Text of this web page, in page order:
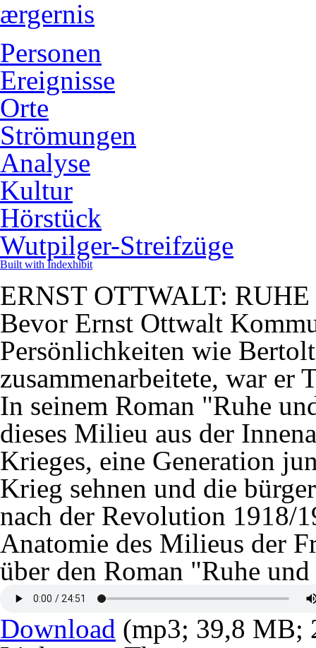
ærgernis
Personen
Ereignisse
Orte
Strömungen
Analyse
Kultur
Hörstück
Wutpilger-Streifzüge
Built with Indexhibit
ERNST OTTWALT:
Bevor Ernst Ottwalt
Persönlichkeiten wie
zusammenarbeitete, war er
In seinem Roman "Ruhe
dieses Milieu aus der
Krieges, eine Generation
Krieg sehnen und die
nach der Revolution 1918/
Anatomie des Milieus der
über den Roman "Ruhe
Download (mp3; 39,8 MB;